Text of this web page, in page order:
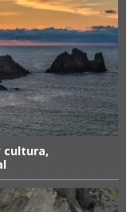
cultura,